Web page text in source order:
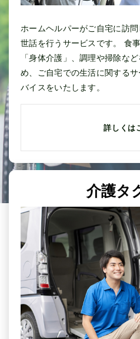
ホームヘルパーがご自宅に訪
世話を行うサービスです。 食
「身体介護」、調理や掃除な
め、ご自宅での生活に関する
バイスをいたします。
詳しくは
介護タ